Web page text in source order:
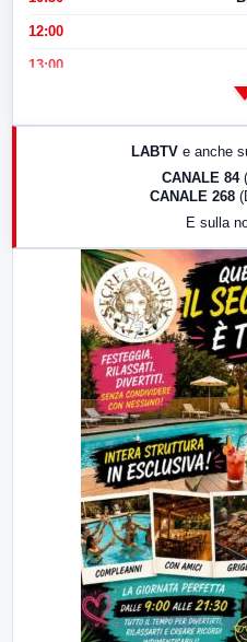
12:00
13:00
LABTV e anche
CANALE 84
CANALE 268
E sulla